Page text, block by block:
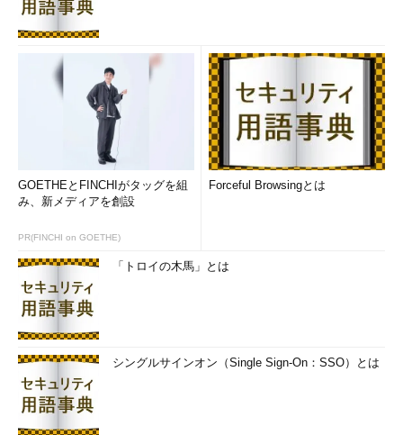
GOETHEとFINCHIがタッグを組
み、新メディアを創設
PR(FINCHI on GOETHE)
Forceful Browsingとは
「トロイの木馬」とは
シングルサインオン（Single Sign-On：SSO）とは